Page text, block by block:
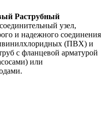
Раструбный
узел,
и надежного соединения
(ПВХ) и
с фланцевой арматурой
или